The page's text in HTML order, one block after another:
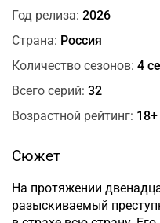
Год релиза: 2026
Страна: Россия
Количество сезонов: 4
Всего серий: 32
Возрастной рейтинг: 18+
Сюжет
На протяжении
разыскиваемый